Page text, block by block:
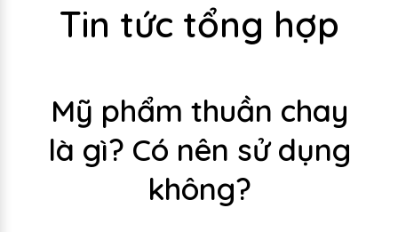
Tin tức tổng hợp
Mỹ phẩm thuần chay
là gì? Có nên sử dụng
không?